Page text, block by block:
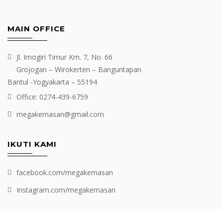
MAIN OFFICE
Jl. Imogiri Timur Km. 7, No. 66
Grojogan – Wirokerten – Banguntapan
Bantul -Yogyakarta – 55194
Office: 0274-439-6759
megakemasan@gmail.com
IKUTI KAMI
facebook.com/megakemasan
Instagram.com/megakemasan